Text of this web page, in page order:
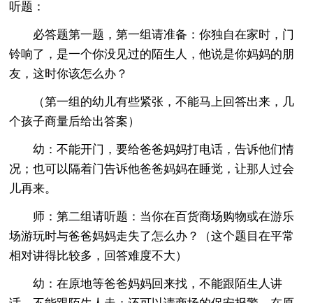
听题：
必答题第一题，第一组请准备：你独自在家时，门
铃响了，是一个你没见过的陌生人，他说是你妈妈的朋
友，这时你该怎么办？
（第一组的幼儿有些紧张，不能马上回答出来，几
个孩子商量后给出答案）
幼：不能开门，要给爸爸妈妈打电话，告诉他们情
况；也可以隔着门告诉他爸爸妈妈在睡觉，让那人过会
儿再来。
师：第二组请听题：当你在百货商场购物或在游乐
场游玩时与爸爸妈妈走失了怎么办？（这个题目在平常
相对讲得比较多，回答难度不大）
幼：在原地等爸爸妈妈回来找，不能跟陌生人讲